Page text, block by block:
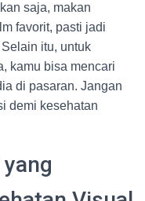
saja, makan
favorit, pasti jadi
itu, untuk
kamu bisa mencari
di pasaran. Jangan
demi kesehatan